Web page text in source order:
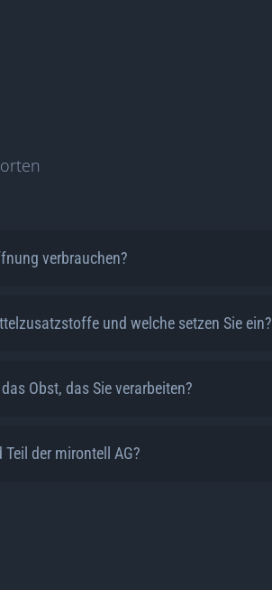
verbrauchen?
und welche setzen Sie ein?
Obst, das Sie verarbeiten?
der mirontell AG?